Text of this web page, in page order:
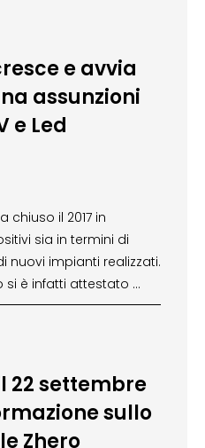
e avvia
assunzioni
e Led
chiuso il 2017 in
sia in termini di
nuovi impianti realizzati.
si è infatti attestato …
22 settembre
sullo
Zhero